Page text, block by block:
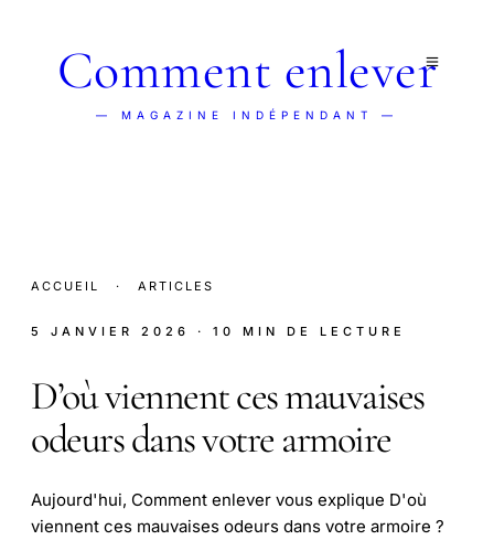
Comment enlever
— MAGAZINE INDÉPENDANT —
ACCUEIL · ARTICLES
5 JANVIER 2026 · 10 MIN DE LECTURE
D’où viennent ces mauvaises
odeurs dans votre armoire
Aujourd'hui, Comment enlever vous explique D'où
viennent ces mauvaises odeurs dans votre armoire ?